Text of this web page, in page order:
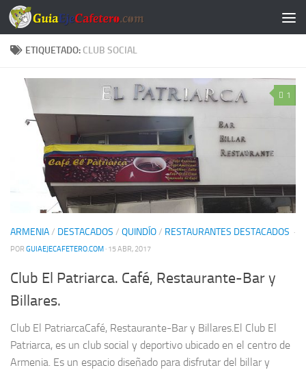
Saltar al contenido
ETIQUETADO: CLUB SOCIAL
1
ARMENIA/ DESTACADOS / QUINDÍO/ RESTAURANTES DESTACADOS ·
POR GUIAEJECAFETERO.COM · 15 ABR, 2017
Club El Patriarca. Café, Restaurante-Bar y
Billares.
Club El PatriarcaCafé, Restaurante-Bar y Billares.El Club El
Patriarca, es un club social y deportivo ubicado en el centro de
Armenia. Es un espacio diseñado para disfrutar del billar y